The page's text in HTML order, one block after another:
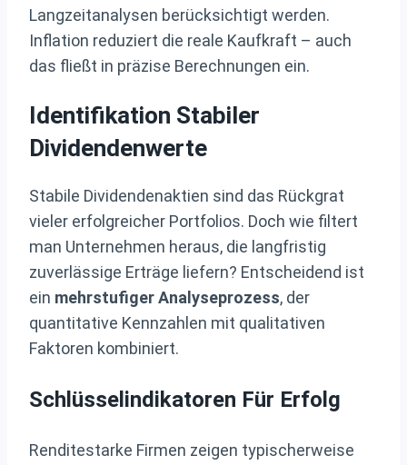
Langzeitanalysen berücksichtigt werden.
Inflation reduziert die reale Kaufkraft – auch
das fließt in präzise Berechnungen ein.
Identifikation Stabiler
Dividendenwerte
Stabile Dividendenaktien sind das Rückgrat
vieler erfolgreicher Portfolios. Doch wie filtert
man Unternehmen heraus, die langfristig
zuverlässige Erträge liefern? Entscheidend ist
ein mehrstufiger Analyseprozess, der
quantitative Kennzahlen mit qualitativen
Faktoren kombiniert.
Schlüsselindikatoren Für Erfolg
Renditestarke Firmen zeigen typischerweise